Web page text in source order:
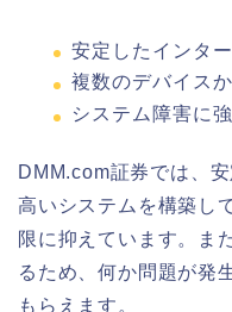
安定したインタ
複数のデバイス
システム障害に
DMM.com証券では、
高いシステムを構築し
限に抑えています。ま
るため、何か問題が発
もらえます。